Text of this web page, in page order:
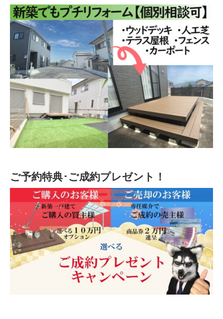
ご予約特典･ご成約プレゼント！